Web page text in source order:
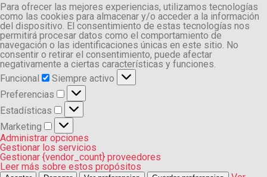
Para ofrecer las mejores experiencias, utilizamos tecnologías
como las cookies para almacenar y/o acceder a la información
del dispositivo. El consentimiento de estas tecnologías nos
permitirá procesar datos como el comportamiento de
navegación o las identificaciones únicas en este sitio. No
consentir o retirar el consentimiento, puede afectar
negativamente a ciertas características y funciones.
Funcional
Funcional
Siempre activo
Preferencias
Preferencias
Estadísticas
Estadísticas
Marketing
Marketing
Administrar opciones
Gestionar los servicios
Gestionar {vendor_count} proveedores
Leer más sobre estos propósitos